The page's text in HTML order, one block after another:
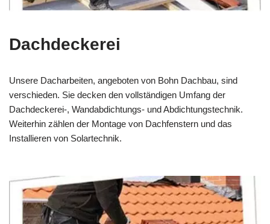
Dachdeckerei
Unsere Dacharbeiten, angeboten von Bohn Dachbau, sind
verschieden. Sie decken den vollständigen Umfang der
Dachdeckerei-, Wandabdichtungs- und Abdichtungstechnik.
Weiterhin zählen der Montage von Dachfenstern und das
Installieren von Solartechnik.